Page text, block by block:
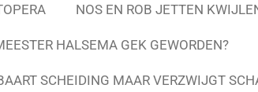
NOS EN ROB JETTEN
HALSEMA GEK GEWORDEN?
SCHEIDING MAAR VERZWIJGT